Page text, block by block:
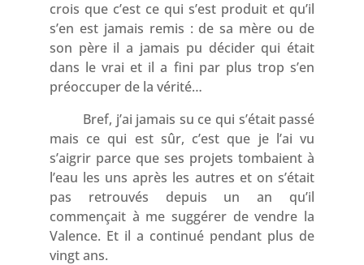
crois que c’est ce qui s’est produit et qu’il
s’en est jamais remis : de sa mère ou de
son père il a jamais pu décider qui était
dans le vrai et il a fini par plus trop s’en
préoccuper de la vérité…
Bref, j’ai jamais su ce qui s’était passé
mais ce qui est sûr, c’est que je l’ai vu
s’aigrir parce que ses projets tombaient à
l’eau les uns après les autres et on s’était
pas retrouvés depuis un an qu’il
commençait à me suggérer de vendre la
Valence. Et il a continué pendant plus de
vingt ans.